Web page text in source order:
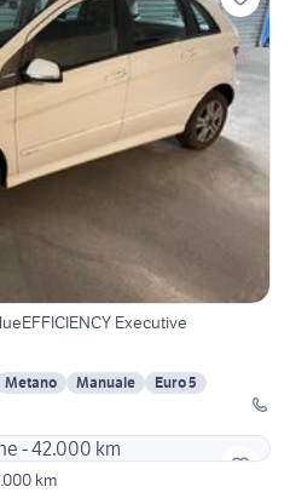
Executive
Metano Manuale
Euro 5
km